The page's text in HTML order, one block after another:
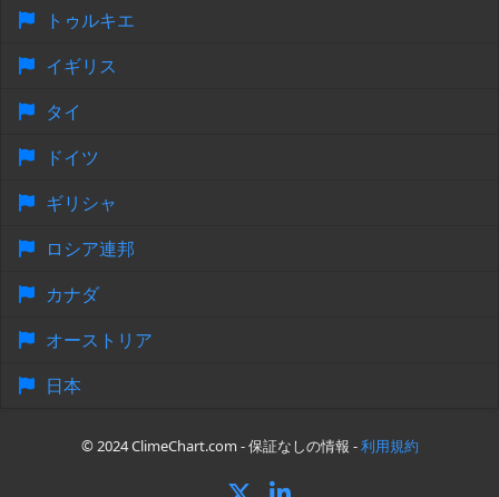
トゥルキエ
イギリス
タイ
ドイツ
ギリシャ
ロシア連邦
カナダ
オーストリア
日本
© 2024 ClimeChart.com - 保証なしの情報 -利用規約